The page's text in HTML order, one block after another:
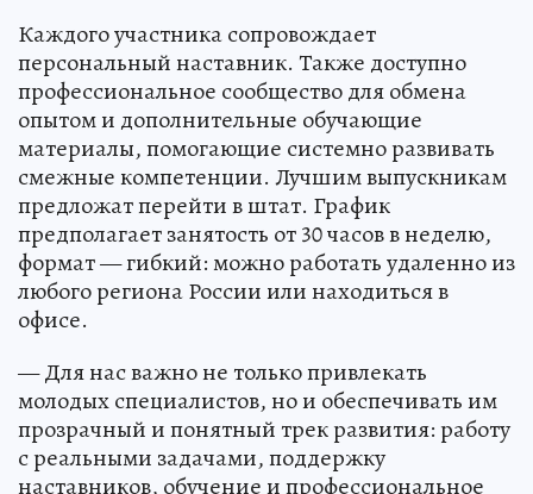
Каждого участника сопровождает
персональный наставник. Также доступно
профессиональное сообщество для обмена
опытом и дополнительные обучающие
материалы, помогающие системно развивать
смежные компетенции. Лучшим выпускникам
предложат перейти в штат. График
предполагает занятость от 30 часов в неделю,
формат — гибкий: можно работать удаленно из
любого региона России или находиться в
офисе.
— Для нас важно не только привлекать
молодых специалистов, но и обеспечивать им
прозрачный и понятный трек развития: работу
с реальными задачами, поддержку
наставников, обучение и профессиональное